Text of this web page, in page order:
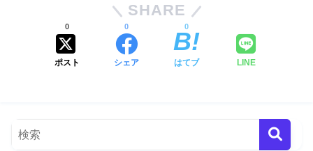
SHARE
ポスト
0
シェア
0
はてブ
0
LINE